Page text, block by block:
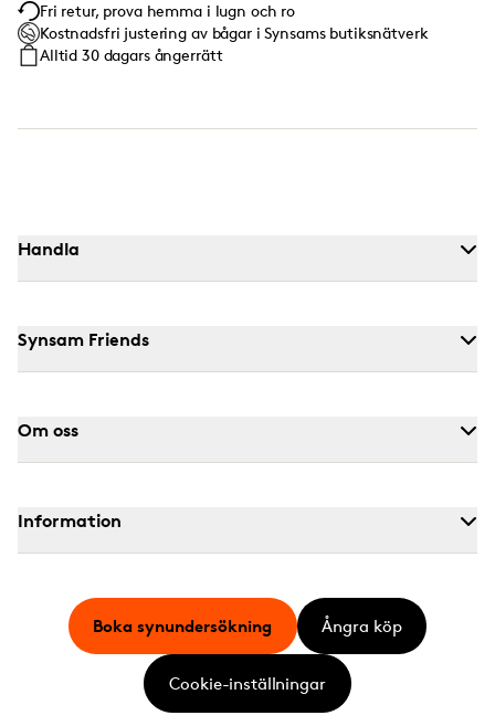
Fri retur, prova hemma i lugn och ro
Kostnadsfri justering av bågar i Synsams butiksnätverk
Alltid 30 dagars ångerrätt
Handla
Synsam Friends
Om oss
Information
Boka synundersökning Ångra köp
Cookie-inställningar